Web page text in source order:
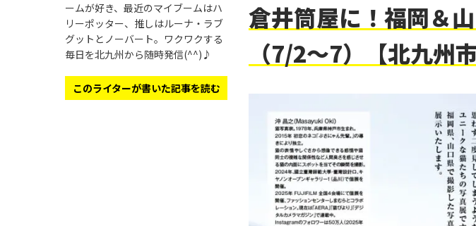
倉井筒屋に！福岡＆
（7/2〜7）【北九州
ームが好き、最近のマイブームはハ
リーポッター、推しはルーナ・ラブ
グットとノーバート。ワクワクする
毎日を北九州から随時発信(^^)♪
このライターが書いた記事を読む